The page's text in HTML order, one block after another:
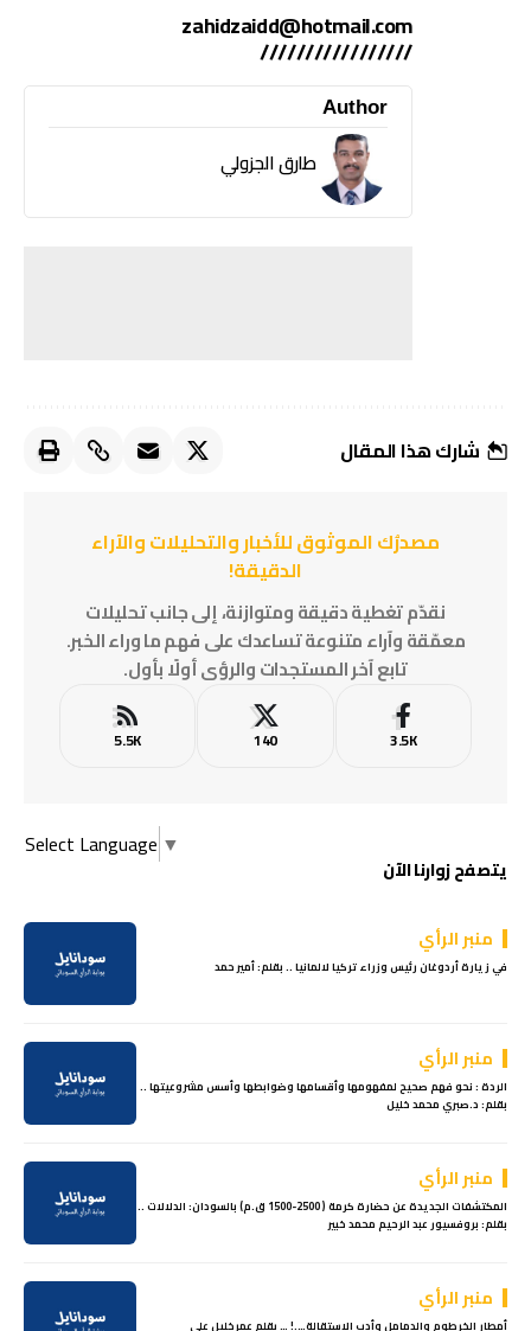
zahidzaidd@hotmail.com
/////////////////
Author
طارق الجزولي
شارك هذا المقال
مصدرُك الموثوق للأخبار والتحليلات والآراء
الدقيقة!
نقدّم تغطية دقيقة ومتوازنة، إلى جانب تحليلات
معمّقة وآراء متنوعة تساعدك على فهم ما وراء الخبر.
تابع آخر المستجدات والرؤى أولًا بأول.
3.5K
140
5.5K
Select Language ▼
يتصفح زوارنا الآن
منبر الرأي
في زيارة أردوغان رئيس وزراء تركيا لالمانيا .. بقلم: أمير حمد
منبر الرأي
الردة : نحو فهم صحيح لمفهومها وأقسامها وضوابطها وأسس مشروعيتها ..
بقلم: د.صبري محمد خليل
منبر الرأي
المكتشفات الجديدة عن حضارة كرمة ( 2500-1500 ق.م) بالسودان: الدلالات ..
بقلم: بروفسيور عبد الرحيم محمد خبير
منبر الرأي
أمطار الخرطوم والدمامل وأدب الاستقالة….! … بقلم عمرخليل علي